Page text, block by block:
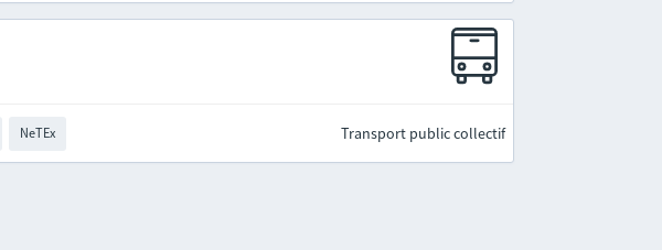
NeTEx Transport public collectif